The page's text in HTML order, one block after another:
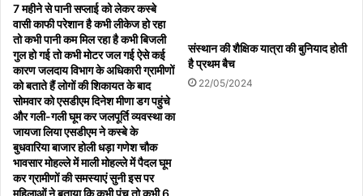
स्थिति में बीमित कृषकों को व्यक्तिगत स्तर पर आपदा की स्थिति तक उत्पादन लागत
में व्यय के अनुरूप प्राथमिकता पर आंशिक क्षतिपूर्ति का भुगतान बीमा कम्पनी द्वारा
किया जायेगा। कृषकों को आपदा के 72 घण्टे के अन्दर व्यक्तिगत दावा बीमा कम्पनी
को प्रस्तुत किया जाना आवश्यक होगा।
क्षति की सूचना हेतु कृषक भाई द्वारा क्राप इंश्योरेन्स ऐप या टोल फ्री नम्बर
*1800-889-6868* पर दी जा सकती है। टोल फ्री नम्बर या ऐप पर सूचना न
7 महीने से पानी सप्लाई को लेकर कस्बे
वासी काफी परेशान है कभी लीकेज हो रहा
तो कभी पानी कम मिल रहा है कभी बिजली
गुल हो गई तो कभी मोटर जल गई ऐसे कई
कारण जलदाय विभाग के अधिकारी ग्रामीणों
को बताते हैं लोगों की शिकायत के बाद
सोमवार को एसडीएम दिनेश मीणा डग पहुंचे
और गली-गली घूम कर जलपूर्ति व्यवस्था का
जायजा लिया एसडीएम ने कस्बे के
बुधवारिया बाजार होली धड़ा गणेश चौक
भावसार मोहल्ले में माली मोहल्ले में पैदल घूम
कर ग्रामीणों की समस्याएं सुनी इस पर
संस्थान की शैक्षिक यात्रा की बुनियाद होती
है प्रथम बैच
22/05/2024